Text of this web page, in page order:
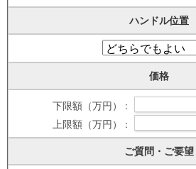
ハンドル位置
価格
下限額（万円） :
上限額（万円） :
ご質問・ご要望